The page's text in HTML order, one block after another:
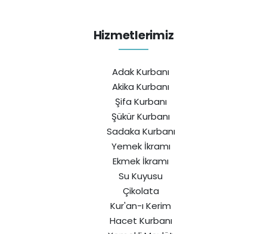
Hizmetlerimiz
Adak Kurbanı
Akika Kurbanı
Şifa Kurbanı
Şükür Kurbanı
Sadaka Kurbanı
Yemek İkramı
Ekmek İkramı
Su Kuyusu
Çikolata
Kur'an-ı Kerim
Hacet Kurbanı